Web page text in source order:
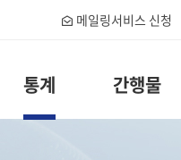
통계 간행물
메일링서비스 신청